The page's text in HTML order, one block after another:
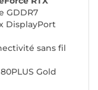
GDDR7
DisplayPort
sans fil
Gold